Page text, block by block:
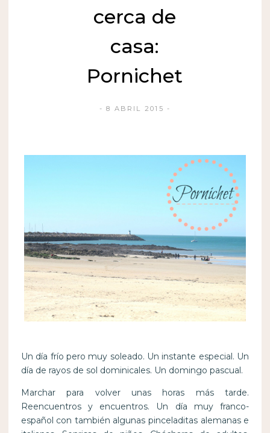
cerca de
casa:
Pornichet
8 ABRIL 2015
Un día frío pero muy soleado. Un instante especial. Un
día de rayos de sol dominicales. Un domingo pascual.
Marchar para volver unas horas más tarde.
Reencuentros y encuentros. Un día muy franco-
español con también algunas pinceladitas alemanas e